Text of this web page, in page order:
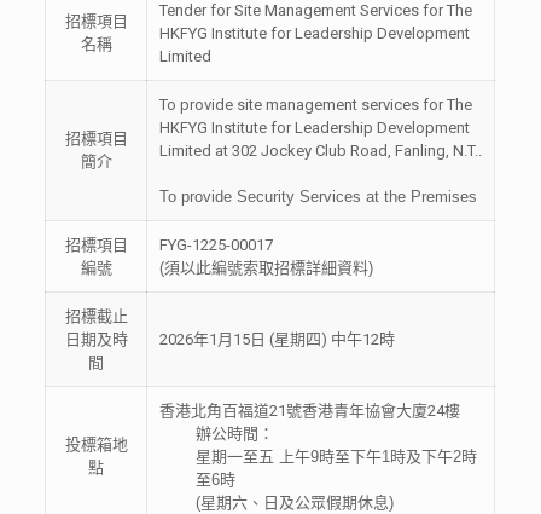
招標項目
名稱
Tender for Site Management Services for The
HKFYG Institute for Leadership Development
Limited
招標項目
簡介
To provide site management services for The
HKFYG Institute for Leadership Development
Limited at 302 Jockey Club Road, Fanling, N.T..
To provide Security Services at the Premises
招標項目
編號
FYG-1225-00017
(須以此編號索取招標詳細資料)
招標截止
日期及時
間
2026年1月15日 (星期四) 中午12時
投標箱地
點
香港北角百福道21號香港青年協會大廈24樓
辦公時間：
星期一至五 上午9時至下午1時及下午2時
至6時
(星期六、日及公眾假期休息)